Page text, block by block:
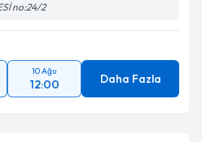
no:24/2
10 Ağu
12:00 Daha Fazla